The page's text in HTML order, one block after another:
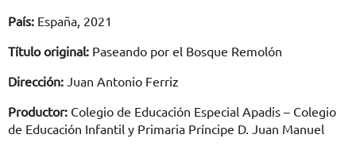
País: España, 2021
Título original: Paseando por el Bosque Remolón
Dirección: Juan Antonio Ferriz
Productor: Colegio de Educación Especial Apadis – Colegio
de Educación Infantil y Primaria Príncipe D. Juan Manuel